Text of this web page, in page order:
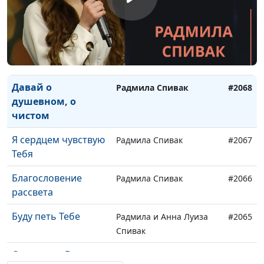
Осколки Радмила Спивак
Объятия неба Радмила Спивак #2070
Вечность Радмила Спивак #2069
Давай о
душевном, о
чистом
Радмила Спивак #2068
Я сердцем чувствую
Тебя
Радмила Спивак #2067
Благословение
рассвета
Радмила Спивак #2066
Буду петь Тебе
Радмила и Анна Луиза
Спивак
#2065
Страдания Лозы